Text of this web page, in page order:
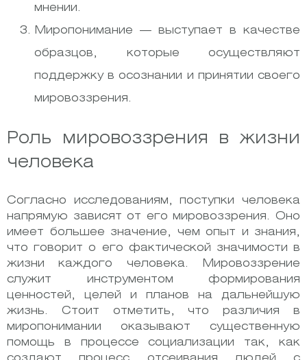
мнении.
Миропонимание — выступает в качестве
образцов, которые осуществляют
поддержку в осознании и принятии своего
мировоззрения.
Роль мировоззрения в жизни
человека
Согласно исследованиям, поступки человека
напрямую зависят от его мировоззрения. Оно
имеет большее значение, чем опыт и знания,
что говорит о его фактической значимости в
жизни каждого человека. Мировоззрение
служит инструментом формирования
ценностей, целей и планов на дальнейшую
жизнь. Стоит отметить, что различия в
миропонимании оказывают существенную
помощь в процессе социализации так, как